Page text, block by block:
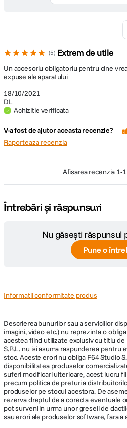
5 Extrem de utile
18/10/2021
DL
Achizitie verificata
Un accesoriu obligatoriu pentru cine
expuse ale aparatului
V-a fost de ajutor aceasta recenzie?
Raporteaza recenzia
afisarea recenzia 1-1
Întrebări și răspunsuri
Nu găsești răspunsul
Pune o
Informatii conformitate produs
Descrierea bunurilor sau a serviciilor
imagini, video etc.) nu reprezinta o
acestea fiind utilizate exclusiv cu titlu
S.R.L. nu isi asuma raspunderea pentru
stoc. Aceste erori nu obliga F64 Studio
disponibilitatea produselor
suferi modificari ulterioare, acest lucru
precum politica de preturi a
produselor pe stocul acestora. De
rezerva dreptul de a corecta eventuale
pot surveni in urma unor greseli de
sau erori ale produselor software, fara a